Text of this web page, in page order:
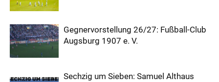
Gegnervorstellung 26/27: Fußball-Club
Augsburg 1907 e. V.
Sechzig um Sieben: Samuel Althaus